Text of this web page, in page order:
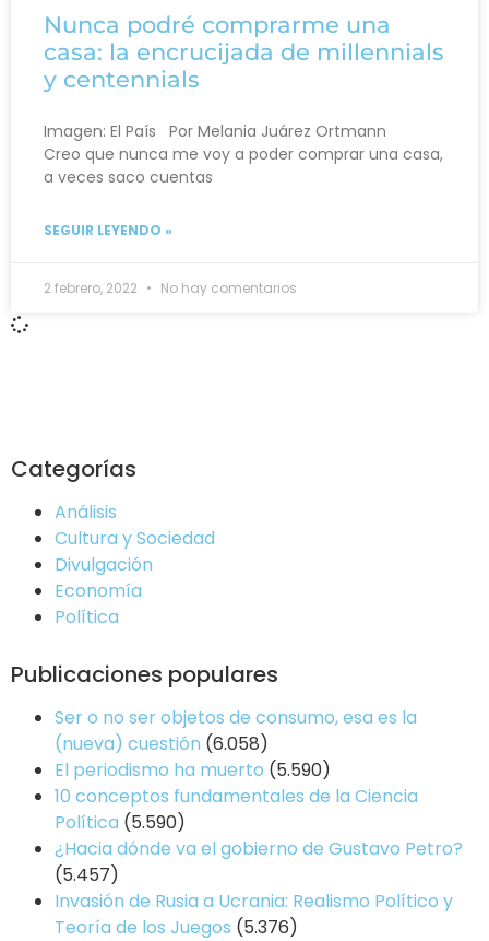
Nunca podré comprarme una
casa: la encrucijada de millennials
y centennials
Imagen: El País Por Melania Juárez Ortmann
Creo que nunca me voy a poder comprar una casa,
a veces saco cuentas
SEGUIR LEYENDO »
2 febrero, 2022 No hay comentarios
Categorías
Análisis
Cultura y Sociedad
Divulgación
Economía
Política
Publicaciones populares
Ser o no ser objetos de consumo, esa es la
(nueva) cuestión (6.058)
El periodismo ha muerto (5.590)
10 conceptos fundamentales de la Ciencia
Política (5.590)
¿Hacia dónde va el gobierno de Gustavo Petro?
(5.457)
Invasión de Rusia a Ucrania: Realismo Político y
Teoría de los Juegos (5.376)